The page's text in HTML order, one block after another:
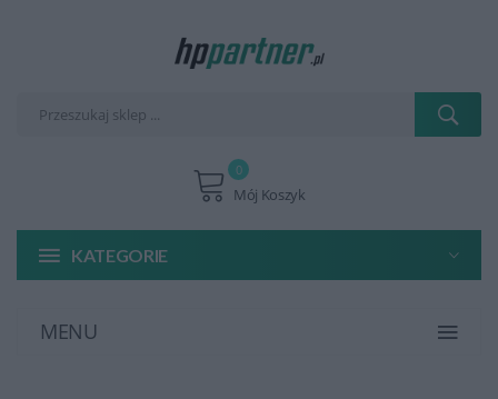
Mój Koszyk
0
KATEGORIE
MENU